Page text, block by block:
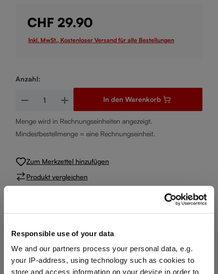
Responsible use of your data
We and our partners process your personal data, e.g.
your IP-address, using technology such as cookies to
store and access information on your device in order to
CHF 29.90
Inkl. MwSt., Kostenloser Versand für alle Bestellungen
Anzahl:
Produkt Anzahl: Gib den gewünschten Wert ein oder
In den Warenkorb
Menge wird in Rechnungseinheiten angezeigt.
Mindestbestellmenge = eine Rechnungseinheit.
Zum Merkzettel hinzufügen
Produkt vergleichen
Spezifikationen